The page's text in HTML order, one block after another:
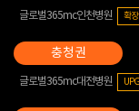
글로벌365mc인천병원 확장
글로벌365mc대전병원